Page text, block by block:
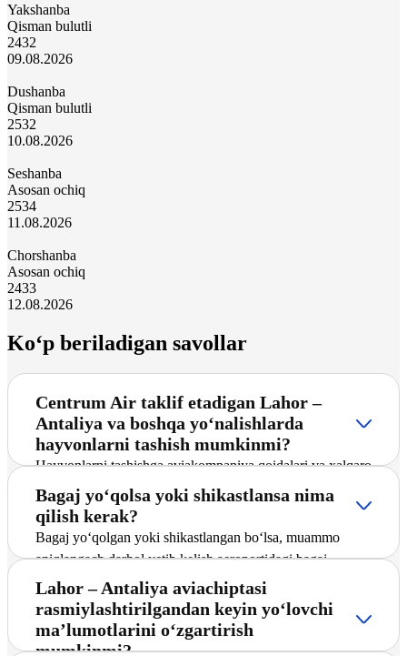
Yakshanba
Qisman bulutli
2432
09.08.2026
Dushanba
Qisman bulutli
2532
10.08.2026
Seshanba
Asosan ochiq
2534
11.08.2026
Chorshanba
Asosan ochiq
2433
12.08.2026
Ko‘p beriladigan savollar
Centrum Air taklif etadigan Lahor –
Antaliya va boshqa yo‘nalishlarda
hayvonlarni tashish mumkinmi?
Hayvonlarni tashishga aviakompaniya qoidalari va xalqaro
talablar bajarilgan taqdirda ruxsat etiladi. Tashishni
oldindan kelishish, barcha veterinariya hujjatlarini
rasmiylashtirish hamda hayvonning salon yoki bagaj
bo‘limida joylashtirish shartlarini aniqlashtirish zarur.
Bagaj yo‘qolsa yoki shikastlansa nima
qilish kerak?
Bagaj yo‘qolgan yoki shikastlangan bo‘lsa, muammo
aniqlangach darhol yetib kelish aeroportidagi bagaj
qidirish xizmatiga murojaat qilish zarur. Shundan so‘ng
tegishli dalolatnoma rasmiylashtiriladi va masala
aviakompaniya bilan birgalikda belgilangan tartibda ko‘rib
chiqiladi.
Lahor – Antaliya aviachiptasi
rasmiylashtirilgandan keyin yo‘lovchi
ma’lumotlarini o‘zgartirish
mumkinmi?